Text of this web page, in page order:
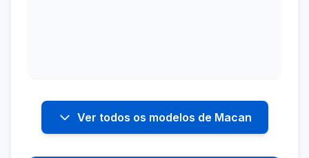
Ver todos os modelos de Macan